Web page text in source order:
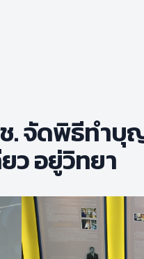
. จัดพิธีทำ
ว อยู่วิทยา